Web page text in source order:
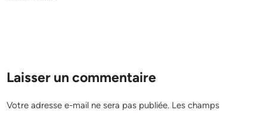
Laisser un commentaire
Votre adresse e-mail ne sera pas publiée. Les champs